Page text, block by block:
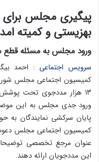
پیگیری مجلس
بهزیستی و کمیته
ورود مجلس به مسئله قطع
سرویس اجتماعی: احمد
کمیسیون اجتماعی مجلس
۱۳ هزار مددجوی تحت
ورود جدی مجلس به این
پایان سرکشی نمایندگان به
کمیسیون اجتماعی مجلس
عنوان مرجع تخصصی
این مددجویان ارائه دهند.